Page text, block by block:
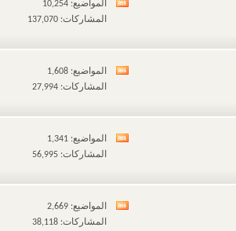
مشاهدة
هذا
المنتدى
المواضيع: 10,254
المشاركات: 137,070
مشاهدة
هذا
المنتدى
المواضيع: 1,608
المشاركات: 27,994
مشاهدة
هذا
المنتدى
المواضيع: 1,341
المشاركات: 56,995
مشاهدة
المواضيع: 2,669
المشاركات: 38,118